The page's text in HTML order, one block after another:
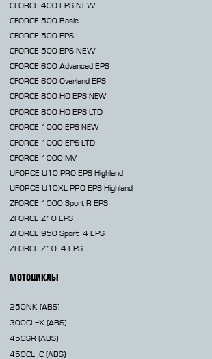
CFORCE 400 EPS NEW
CFORCE 500 Basic
CFORCE 500 EPS
CFORCE 500 EPS NEW
CFORCE 600 Advanced EPS
CFORCE 600 Overland EPS
CFORCE 800 HO EPS NEW
CFORCE 800 HO EPS LTD
CFORCE 1000 EPS NEW
CFORCE 1000 EPS LTD
CFORCE 1000 MV
UFORCE U10 PRO EPS Highland
UFORCE U10XL PRO EPS Highland
ZFORCE 1000 Sport R EPS
ZFORCE Z10 EPS
ZFORCE 950 Sport-4 EPS
ZFORCE Z10-4 EPS
МОТОЦИКЛЫ
250NK (ABS)
300CL-X (ABS)
450SR (ABS)
450CL-C (ABS)